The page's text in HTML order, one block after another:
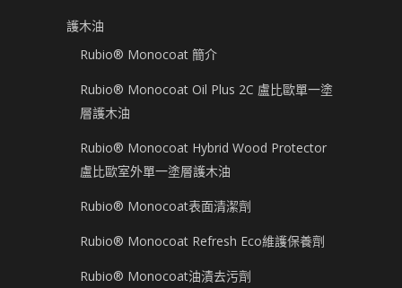
護木油
Rubio® Monocoat 簡介
Rubio® Monocoat Oil Plus 2C 盧比歐單一塗
層護木油
Rubio® Monocoat Hybrid Wood Protector
盧比歐室外單一塗層護木油
Rubio® Monocoat表面清潔劑
Rubio® Monocoat Refresh Eco維護保養劑
Rubio® Monocoat油漬去污劑